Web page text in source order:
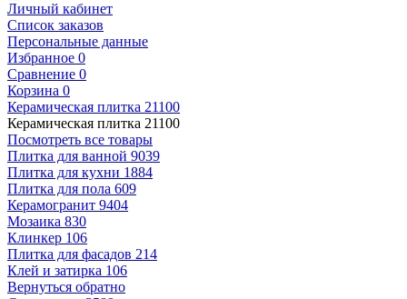
Личный кабинет
Список заказов
Персональные данные
Избранное 0
Сравнение 0
Корзина 0
Керамическая плитка 21100
Керамическая плитка 21100
Посмотреть все товары
Плитка для ванной 9039
Плитка для кухни 1884
Плитка для пола 609
Керамогранит 9404
Мозаика 830
Клинкер 106
Плитка для фасадов 214
Клей и затирка 106
Вернуться обратно